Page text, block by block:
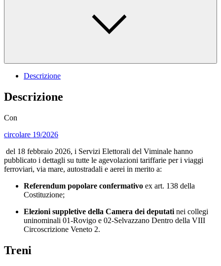
Descrizione
Descrizione
Con
circolare 19/2026
del 18 febbraio 2026, i Servizi Elettorali del Viminale hanno
pubblicato i dettagli su tutte le agevolazioni tariffarie per i viaggi
ferroviari, via mare, autostradali e aerei in merito a:
Referendum popolare confermativo ex art. 138 della
Costituzione;
Elezioni suppletive della Camera dei deputati nei collegi
uninominali 01-Rovigo e 02-Selvazzano Dentro della VIII
Circoscrizione Veneto 2.
Treni